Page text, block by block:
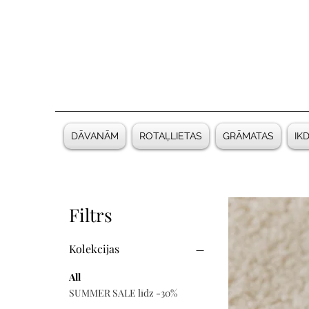
DĀVANĀM ROTAĻLIETAS GRĀMATAS
Filtrs
Kolekcijas
All
SUMMER SALE līdz -30%